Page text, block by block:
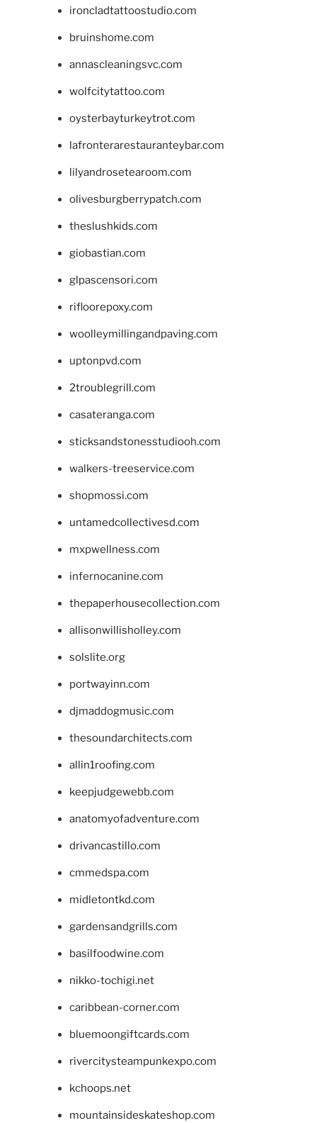
ironcladtattoostudio.com
bruinshome.com
annascleaningsvc.com
wolfcitytattoo.com
oysterbayturkeytrot.com
lafronterarestauranteybar.com
lilyandrosetearoom.com
olivesburgberrypatch.com
theslushkids.com
giobastian.com
glpascensori.com
rifloorepoxy.com
woolleymillingandpaving.com
uptonpvd.com
2troublegrill.com
casateranga.com
sticksandstonesstudiooh.com
walkers-treeservice.com
shopmossi.com
untamedcollectivesd.com
mxpwellness.com
infernocanine.com
thepaperhousecollection.com
allisonwillisholley.com
solslite.org
portwayinn.com
djmaddogmusic.com
thesoundarchitects.com
allin1roofing.com
keepjudgewebb.com
anatomyofadventure.com
drivancastillo.com
cmmedspa.com
midletontkd.com
gardensandgrills.com
basilfoodwine.com
nikko-tochigi.net
caribbean-corner.com
bluemoongiftcards.com
rivercitysteampunkexpo.com
kchoops.net
mountainsideskateshop.com